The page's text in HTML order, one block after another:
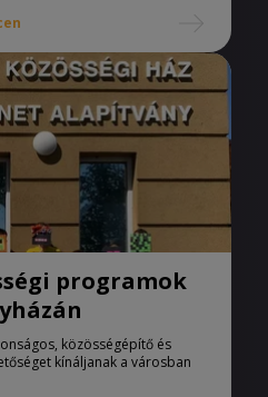
programok
közösségépítő és
kínáljanak a városban